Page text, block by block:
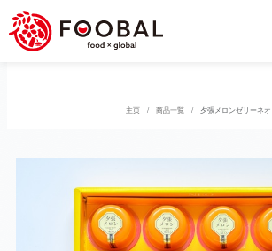
主页 商品一覧 夕張メロンゼリーネオ